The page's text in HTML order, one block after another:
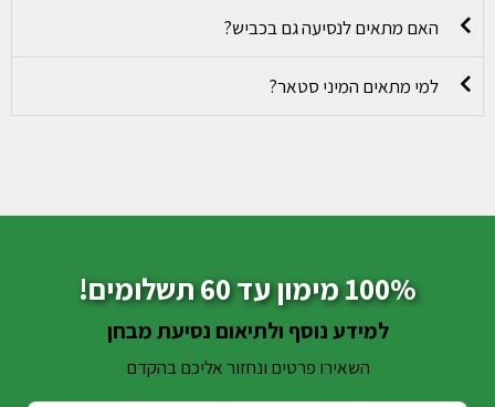
האם מתאים לנסיעה גם בכביש?
למי מתאים המיני סטאר?
100% מימון עד 60 תשלומים!
למידע נוסף ולתיאום נסיעת מבחן
השאירו פרטים ונחזור אליכם בהקדם